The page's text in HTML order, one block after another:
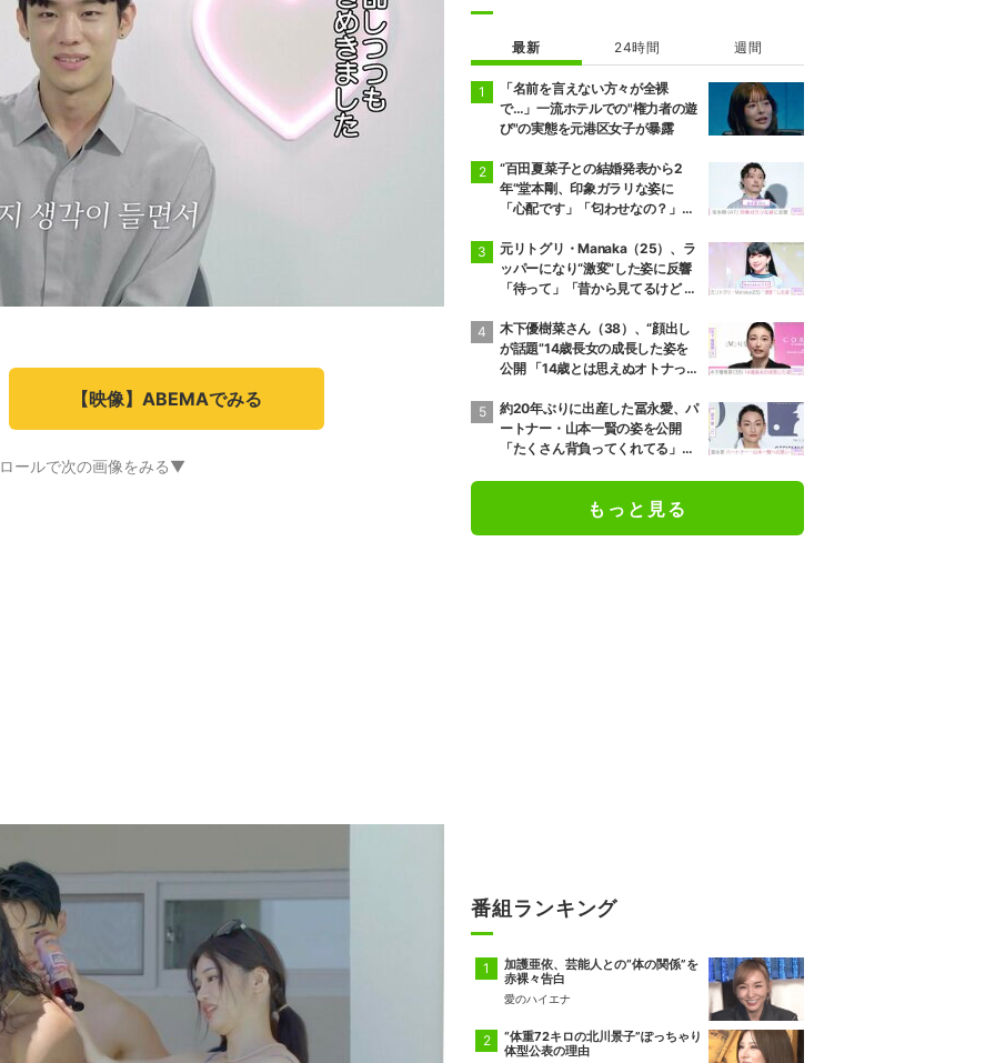
【映像】ABEMAでみる
ールで次の画像をみる▼
最新 24時間 週間
「名前を言えない方々が全裸
で…」一流ホテルでの"権力者の遊
び"の実態を元港区女子が暴露
“百田夏菜子との結婚発表から2
年”堂本剛、印象ガラリな姿に
「心配です」「匂わせなの？」な
元リトグリ・Manaka（25）、ラ
ッパーになり“激変”した姿に反響
「待って」「昔から見てるけど 最
木下優樹菜さん（38）、“顔出し
が話題”14歳長女の成長した姿を
公開 「14歳とは思えぬオトナっぽ
ぎる」など反響
約20年ぶりに出産した冨永愛、パ
ートナー・山本一賢の姿を公開
「たくさん背負ってくれてる」感
もっと見る
番組ランキング
加護亜依、芸能人との“体の関係”を
赤裸々告白
愛のハイエナ
“体重72キロの北川景子”ぽっちゃり
体型公表の理由